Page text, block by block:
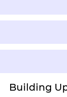
Building